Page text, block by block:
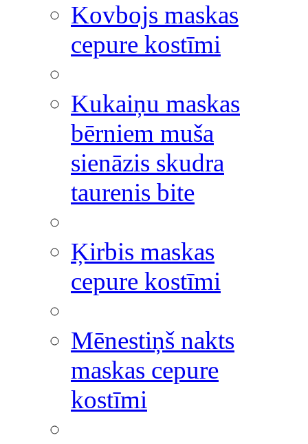
Kovbojs maskas
cepure kostīmi
Kukaiņu maskas
bērniem muša
sienāzis skudra
taurenis bite
Ķirbis maskas
cepure kostīmi
Mēnestiņš nakts
maskas cepure
kostīmi